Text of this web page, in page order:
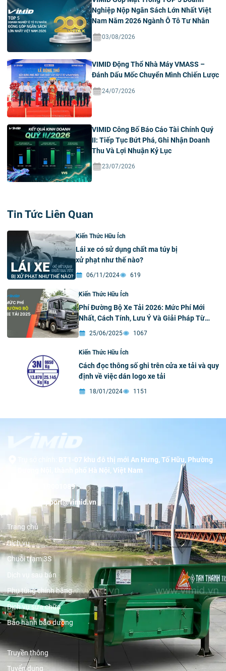
Nghiệp Nộp Ngân Sách Lớn Nhất Việt
Nam Năm 2026 Ngành Ô Tô Tư Nhân
03/08/2026
VIMID Động Thổ Nhà Máy VMASS –
Đánh Dấu Mốc Chuyển Mình Chiến Lược
24/07/2026
VIMID Công Bố Báo Cáo Tài Chính Quý
II: Tiếp Tục Bứt Phá, Ghi Nhận Doanh
Thu Và Lợi Nhuận Kỷ Lục
23/07/2026
Tin Tức Liên Quan
Kiến Thức Hữu Ích
Lái xe có sử dụng chất ma túy bị
xử phạt như thế nào?
06/11/2024 619
Kiến Thức Hữu Ích
Phí Đường Bộ Xe Tải 2026: Mức Phí Mới
Nhất, Cách Tính, Lưu Ý Và Giải Pháp Từ
VIMID
25/06/2025 1067
Kiến Thức Hữu Ích
Cách đọc thông số ghi trên cửa xe tải và quy
định về việc dán logo xe tải
18/01/2024 1151
BT1-07 khu đô thị mới An Hưng, Tố Hữu, Phường
Dương Nội, thành phố Hà Nội, Việt Nam
19001089
support@vimid.vn
Trang chủ
Dịch vụ
Chuỗi trạm 3S
Dịch vụ sau bán
Phụ tùng chính hãng
Dịch vụ sửa chữa
Bảo hành bảo dưỡng
Truyền thông
Tuyển dụng